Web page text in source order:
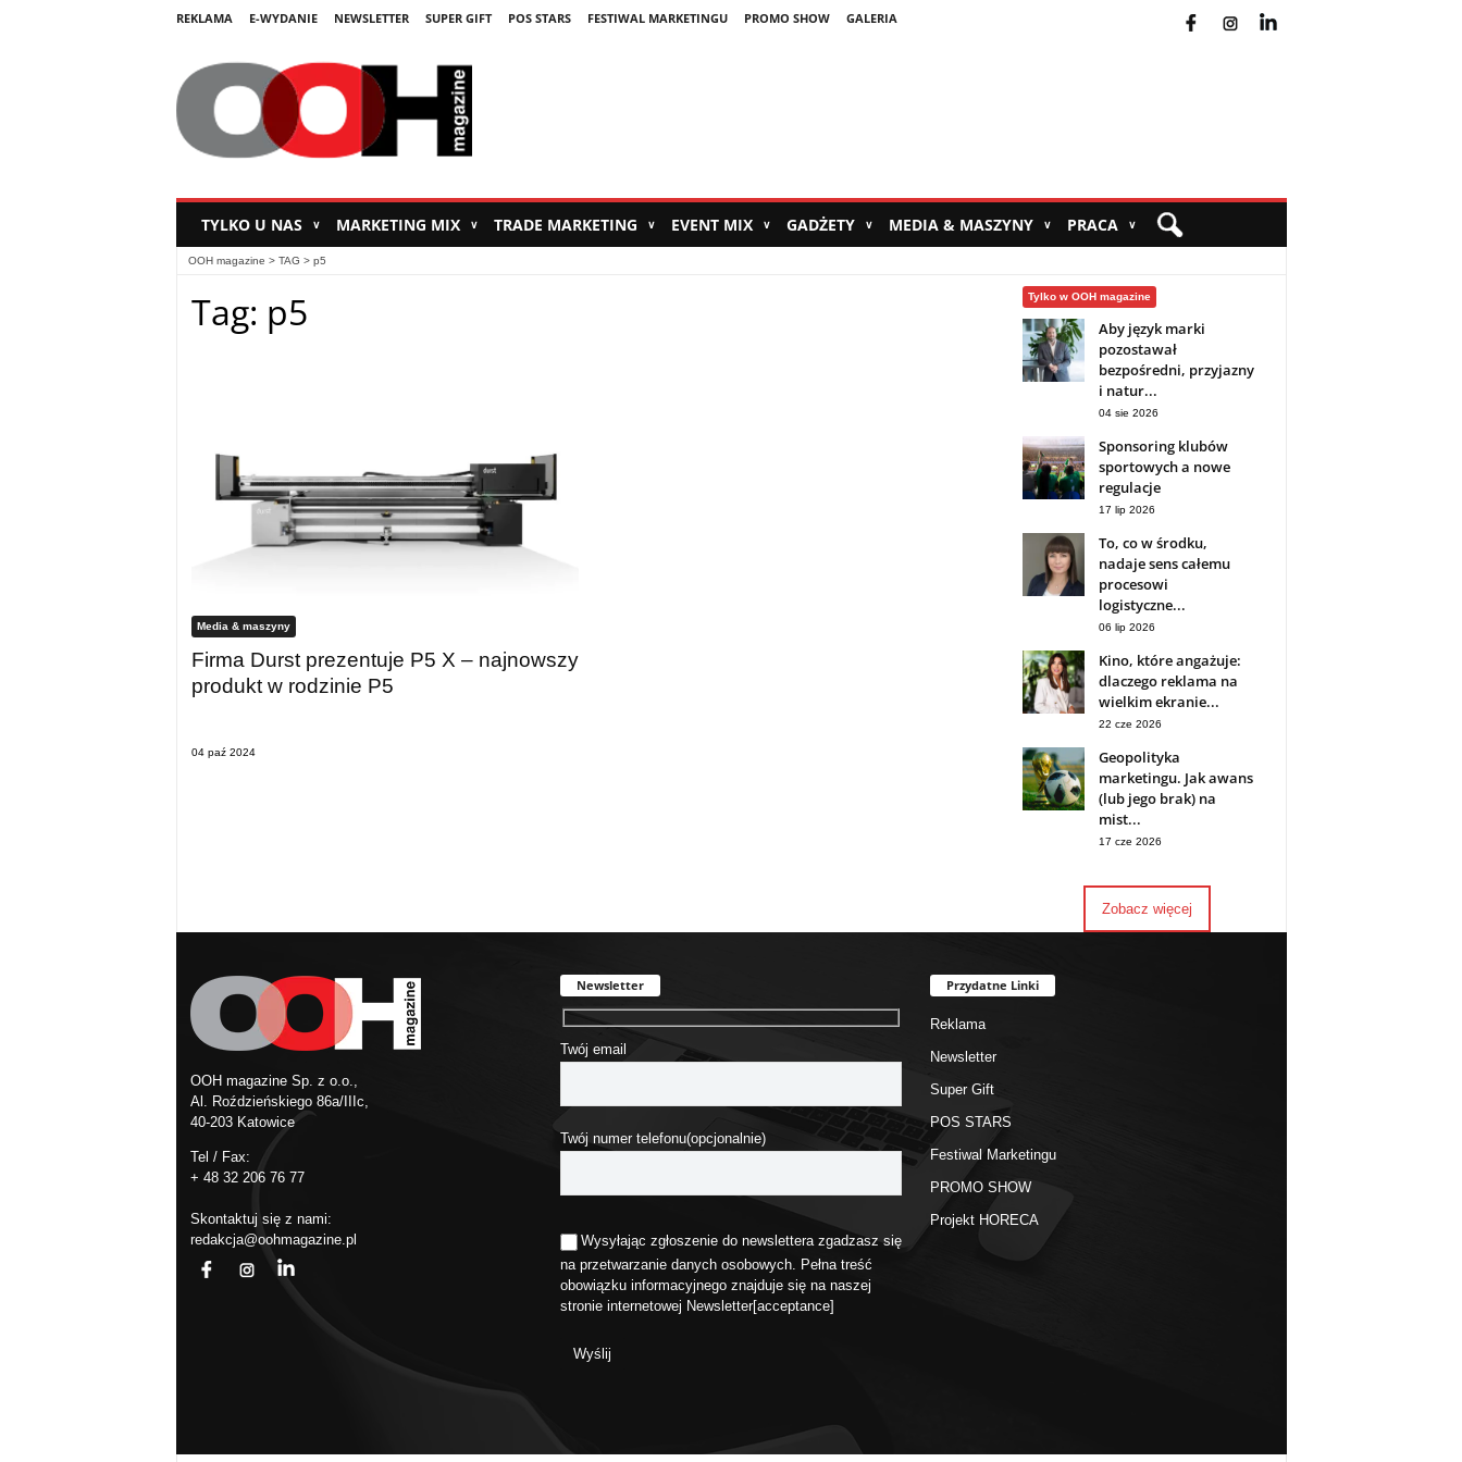
REKLAMA E-WYDANIE NEWSLETTER SUPER GIFT POS STARS FESTIWAL MARKETINGU PROMO SHOW GALERIA
TYLKO U NAS ∨ MARKETING MIX ∨ TRADE MARKETING ∨ EVENT MIX ∨ GADŻETY ∨ MEDIA & MASZYNY ∨ PRACA ∨
OOH magazine > TAG > p5
Tag: p5
Media & maszyny
Firma Durst prezentuje P5 X – najnowszy
produkt w rodzinie P5
04 paź 2024
Tylko w OOH magazine
Aby język marki
pozostawał
bezpośredni, przyjazny
i natur...
04 sie 2026
Sponsoring klubów
sportowych a nowe
regulacje
17 lip 2026
To, co w środku,
nadaje sens całemu
procesowi
logistyczne...
06 lip 2026
Kino, które angażuje:
dlaczego reklama na
wielkim ekranie...
22 cze 2026
Geopolityka
marketingu. Jak awans
(lub jego brak) na
mist...
17 cze 2026
Zobacz więcej
OOH magazine Sp. z o.o.,
Al. Roździeńskiego 86a/IIIc,
40-203 Katowice
Tel / Fax:
+ 48 32 206 76 77
Skontaktuj się z nami:
redakcja@oohmagazine.pl
Newsletter
Twój email
Twój numer telefonu(opcjonalnie)
Wysyłając zgłoszenie do newslettera zgadzasz się
na przetwarzanie danych osobowych. Pełna treść
obowiązku informacyjnego znajduje się na naszej
stronie internetowej Newsletter[acceptance]
Przydatne Linki
Reklama
Newsletter
Super Gift
POS STARS
Festiwal Marketingu
PROMO SHOW
Projekt HORECA